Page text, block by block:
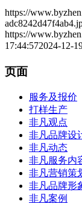
https://
https://
17:44:572024-12-
页面
服务及报价
打样生产
非凡观点
非凡品牌设
非凡动态
非凡服务内
非凡营销策
非凡品牌形
非凡案例